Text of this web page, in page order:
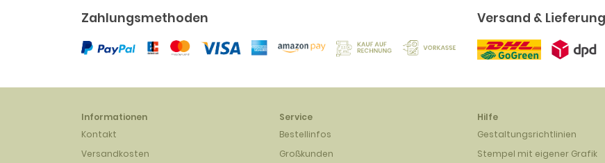
Zahlungsmethoden Versand & Lieferung
Informationen
Kontakt
Versandkosten
Service
Bestellinfos
Großkunden
Hilfe
Gestaltungsrichtlinien
Stempel mit eigener Grafik